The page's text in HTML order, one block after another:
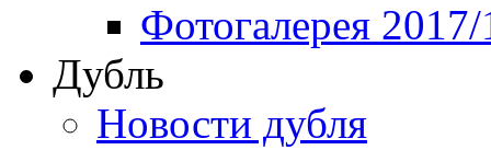
Фотогалерея
Дубль
Новости дубля